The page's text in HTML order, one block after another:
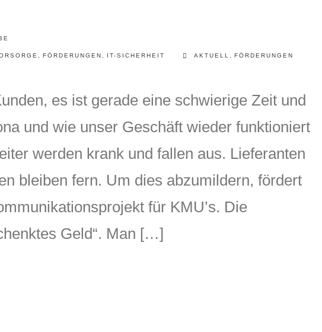
FÖRDERUNGEN IT-SICHERHEIT AKTUELL FÖRDERUNGEN
es ist gerade eine schwierige Zeit und
und wie unser Geschäft wieder funktioniert
werden krank und fallen aus. Lieferanten
bleiben fern. Um dies abzumildern, fördert
für KMU’s. Die
Geld“. Man […]